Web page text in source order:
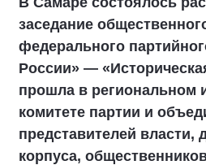
заседание
федерального
России» —
прошла в региональном
комитете партии и
представителей власти,
корпуса,